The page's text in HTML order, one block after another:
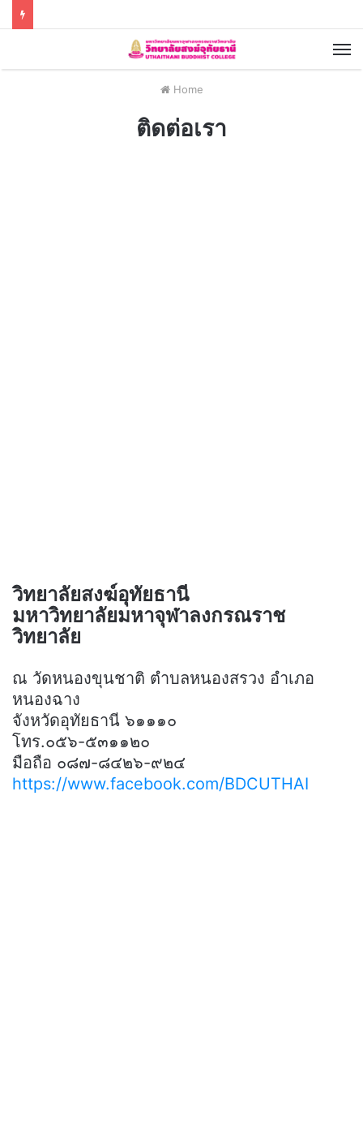
Home
ติดต่อเรา
วิทยาลัยสงฆ์อุทัยธานี
มหาวิทยาลัยมหาจุฬาลงกรณราช
วิทยาลัย
ณ วัดหนองขุนชาติ ตำบลหนองสรวง อำเภอ
หนองฉาง
จังหวัดอุทัยธานี ๖๑๑๑๐
โทร.๐๕๖-๕๓๑๑๒๐
มือถือ ๐๘๗-๘๔๒๖-๙๒๔
https://www.facebook.com/BDCUTHAI